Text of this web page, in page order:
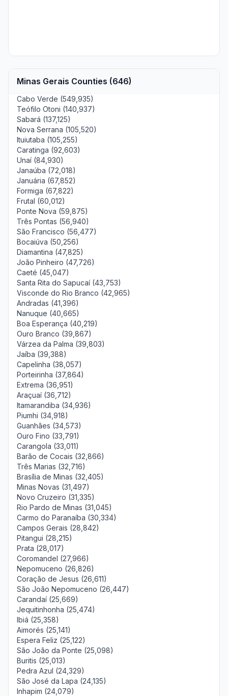
Minas Gerais Counties (646)
Cabo Verde (549,935)
Teófilo Otoni (140,937)
Sabará (137,125)
Nova Serrana (105,520)
Ituiutaba (105,255)
Caratinga (92,603)
Unaí (84,930)
Janaúba (72,018)
Januária (67,852)
Formiga (67,822)
Frutal (60,012)
Ponte Nova (59,875)
Três Pontas (56,940)
São Francisco (56,477)
Bocaiúva (50,256)
Diamantina (47,825)
João Pinheiro (47,726)
Caeté (45,047)
Santa Rita do Sapucaí (43,753)
Visconde do Rio Branco (42,965)
Andradas (41,396)
Nanuque (40,665)
Boa Esperança (40,219)
Ouro Branco (39,867)
Várzea da Palma (39,803)
Jaíba (39,388)
Capelinha (38,057)
Porteirinha (37,864)
Extrema (36,951)
Araçuaí (36,712)
Itamarandiba (34,936)
Piumhi (34,918)
Guanhães (34,573)
Ouro Fino (33,791)
Carangola (33,011)
Barão de Cocais (32,866)
Três Marias (32,716)
Brasília de Minas (32,405)
Minas Novas (31,497)
Novo Cruzeiro (31,335)
Rio Pardo de Minas (31,045)
Carmo do Paranaíba (30,334)
Campos Gerais (28,842)
Pitangui (28,215)
Prata (28,017)
Coromandel (27,966)
Nepomuceno (26,826)
Coração de Jesus (26,611)
São João Nepomuceno (26,447)
Carandaí (25,669)
Jequitinhonha (25,474)
Ibiá (25,358)
Aimorés (25,141)
Espera Feliz (25,122)
São João da Ponte (25,098)
Buritis (25,013)
Pedra Azul (24,329)
São José da Lapa (24,135)
Inhapim (24,079)